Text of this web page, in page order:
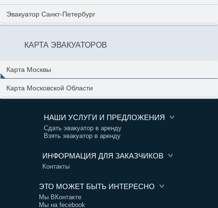
Эвакуатор Санкт-Петербург
КАРТА ЭВАКУАТОРОВ
Карта Москвы
Карта Московской Области
НАШИ УСЛУГИ И ПРЕДЛОЖЕНИЯ
Сдать эвакуатор в аренду
Взять эвакуатор в аренду
ИНФОРМАЦИЯ ДЛЯ ЗАКАЗЧИКОВ
Контакты
ЭТО МОЖЕТ БЫТЬ ИНТЕРЕСНО
Мы ВКонтакте
Мы на fecebook